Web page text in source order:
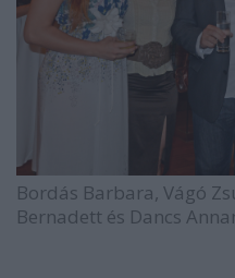
Bordás Barbara, Vágó
Bernadett és Dancs